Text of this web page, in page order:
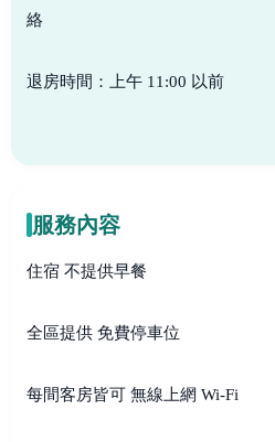
絡
退房時間：上午 11:00 以前
服務內容
住宿 不提供早餐
全區提供 免費停車位
每間客房皆可 無線上網 Wi-Fi